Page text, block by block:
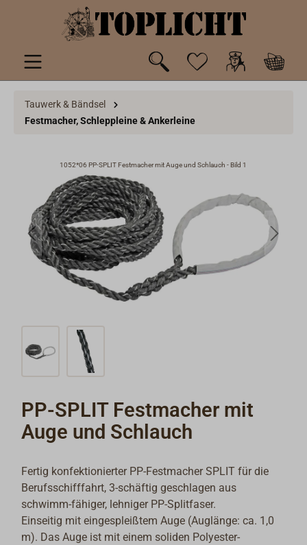
springen
Tauwerk & Bändsel
Festmacher, Schleppleine & Ankerleine
1052*06 PP-SPLIT Festmacher mit Auge und Schlauch - Bild 1
PP-SPLIT Festmacher mit
Auge und Schlauch
Fertig konfektionierter PP-Festmacher SPLIT für die
Berufsschifffahrt, 3-schäftig geschlagen aus
schwimm-fähiger, lehniger PP-Splitfaser.
Einseitig mit eingespleißtem Auge (Auglänge: ca. 1,0
m). Das Auge ist mit einem soliden Polyester-